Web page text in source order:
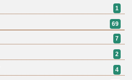
1
69
7
2
4